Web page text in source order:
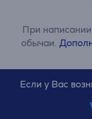
При
обычаи.
Если у Вас